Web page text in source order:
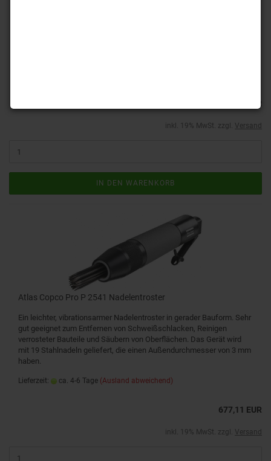
689,01 EUR
inkl. 19% MwSt. zzgl. Versand
IN DEN WARENKORB
Atlas Copco Pro P 2541 Nadelentroster
Ein leichter, vibrationsarmer Nadelentroster in gerader Bauform. Sehr
gut geeignet zum Entfernen von Schweißschlacken, Reinigen
verrosteter Bauteile und Säubern von Oberflächen. Das Gerät wird
mit 19 Stahlnadeln geliefert, die einen Außendurchmesser von 3 mm
haben.
Lieferzeit: ca. 4-6 Tage (Ausland abweichend)
677,11 EUR
inkl. 19% MwSt. zzgl. Versand